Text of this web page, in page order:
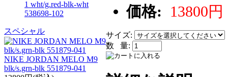
スペシャル
NIKE JORDAN MELO M9
blk/s.grn-blk 551879-041
価格: 13800円
サイズ:
数 量: